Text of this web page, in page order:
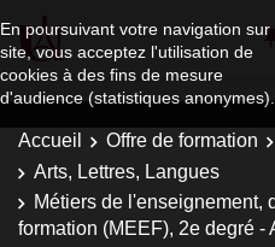
En poursuivant votre navigation sur
site, vous acceptez l'utilisation de
cookies à des fins de mesure
d'audience (statistiques anonymes).
Accueil Offre de formation
Arts, Lettres, Langues
Métiers de l'enseignement,
formation (MEEF), 2e degré -